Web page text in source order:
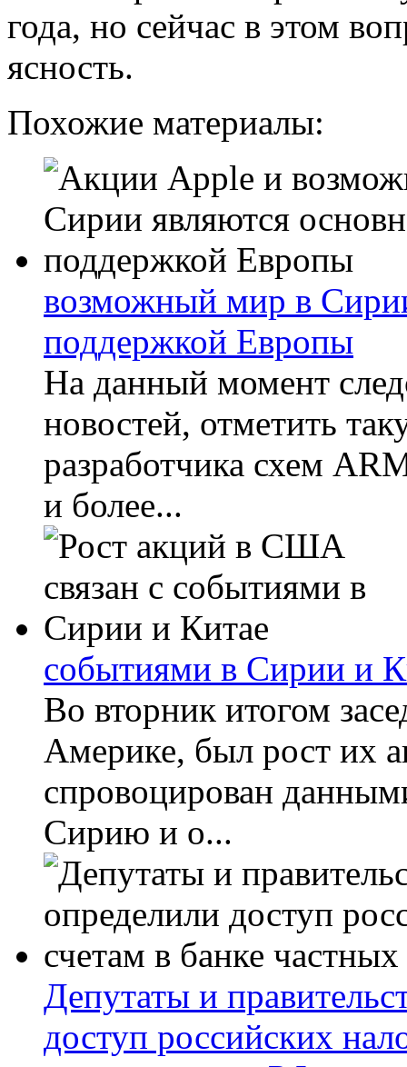
года, но сейчас в этом
ясность.
Похожие материалы:
возможный мир в
поддержкой Европы
На данный момент
новостей, отметить
разработчика схем
и более...
событиями в Сирии и
Во вторник итогом
Америке, был рост их
спровоцирован
Сирию и о...
Депутаты и
доступ российских